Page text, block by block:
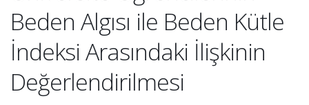
Beden Algısı ile Beden Kütle
İndeksi Arasındaki İlişkinin
Değerlendirilmesi